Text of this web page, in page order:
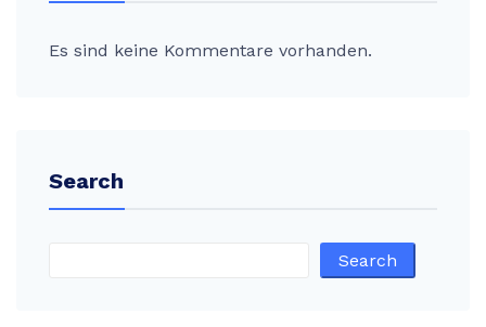
Es sind keine Kommentare vorhanden.
Search
Search